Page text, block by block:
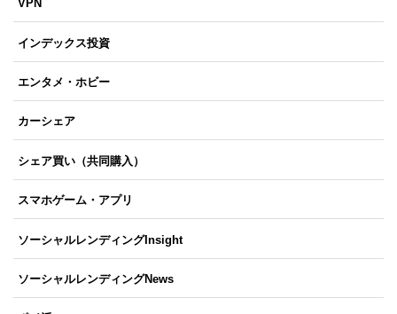
VPN
インデックス投資
エンタメ・ホビー
カーシェア
シェア買い（共同購入）
スマホゲーム・アプリ
ソーシャルレンディングInsight
ソーシャルレンディングNews